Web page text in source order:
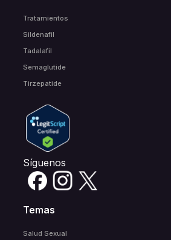
Tratamientos
Sildenafil
Tadalafil
Semaglutide
Tirzepatide
Síguenos
Temas
Salud Sexual